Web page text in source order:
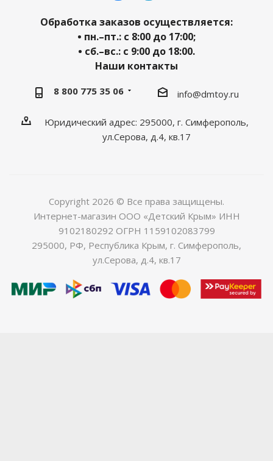
Обработка заказов осуществляется:
• пн.–пт.: с 8:00 до 17:00;
• сб.–вс.: с 9:00 до 18:00.
Наши контакты
8 800 775 35 06 info@dmtoy.ru
Юридический адрес: 295000, г. Симферополь,
ул.Серова, д.4, кв.17
Copyright 2026 © Все права защищены.
Интернет-магазин ООО «Детский Крым» ИНН
9102180292 ОГРН 1159102083799
295000, РФ, Республика Крым, г. Симферополь,
ул.Серова, д.4, кв.17